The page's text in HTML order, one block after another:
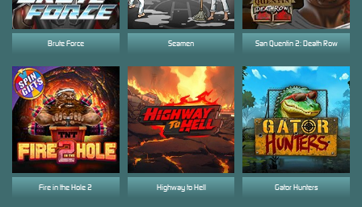
Seamen
Highway to Hell
Brute Force San Quentin 2: Death Row
Gator Hunters
Fire in the Hole 2